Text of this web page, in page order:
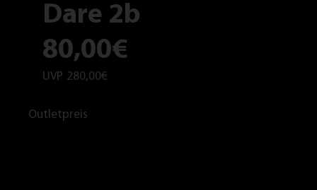
Dare 2b
80,00€
UVP 280,00€
Outletpreis